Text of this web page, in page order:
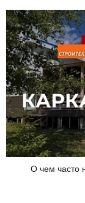
О чем часто